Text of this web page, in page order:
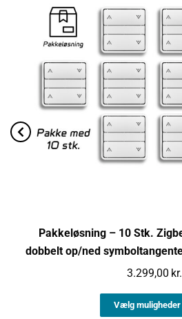
Pakkeløsning – 10 Stk.
dobbelt op/ned
3.299,00 kr.
Vælg muligheder